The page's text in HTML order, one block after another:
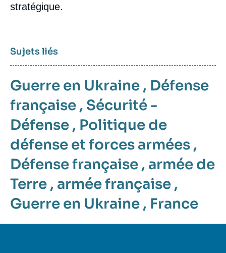
stratégique.
Sujets liés
Guerre en Ukraine , Défense
française , Sécurité -
Défense , Politique de
défense et forces armées ,
Défense française , armée de
Terre , armée française ,
Guerre en Ukraine , France